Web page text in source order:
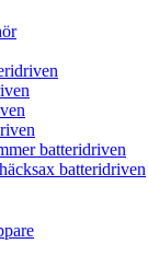
batteridriven
batteridriven